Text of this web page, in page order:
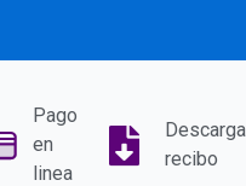
Pago
en
linea
recibo